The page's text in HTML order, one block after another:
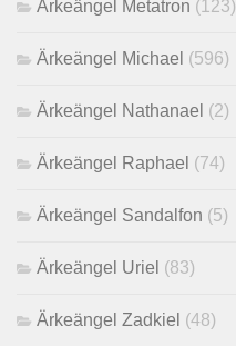
Ärkeängel Metatron (123)
Ärkeängel Michael (596)
Ärkeängel Nathanael (2)
Ärkeängel Raphael (74)
Ärkeängel Sandalfon (5)
Ärkeängel Uriel (83)
Ärkeängel Zadkiel (48)